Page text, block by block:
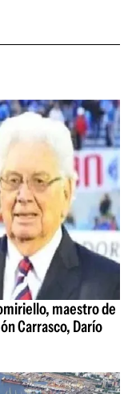
maestro de
Carrasco, Darío